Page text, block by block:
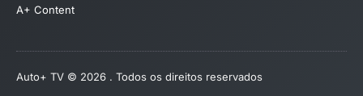
A+ Content
Auto+ TV © 2026 . Todos os direitos reservados